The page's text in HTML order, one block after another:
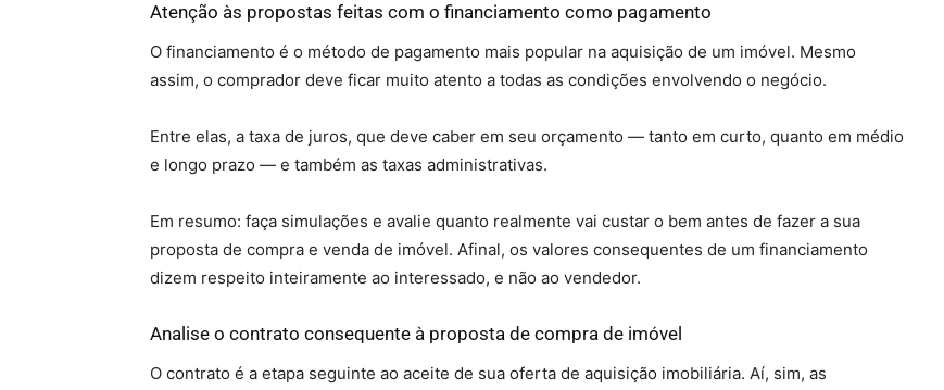
Atenção às propostas feitas com o financiamento como pagamento
O financiamento é o método de pagamento mais popular na aquisição de um imóvel. Mesmo
assim, o comprador deve ficar muito atento a todas as condições envolvendo o negócio.
Entre elas, a taxa de juros, que deve caber em seu orçamento — tanto em curto, quanto em médio
e longo prazo — e também as taxas administrativas.
Em resumo: faça simulações e avalie quanto realmente vai custar o bem antes de fazer a sua
proposta de compra e venda de imóvel. Afinal, os valores consequentes de um financiamento
dizem respeito inteiramente ao interessado, e não ao vendedor.
Analise o contrato consequente à proposta de compra de imóvel
O contrato é a etapa seguinte ao aceite de sua oferta de aquisição imobiliária. Aí, sim, as